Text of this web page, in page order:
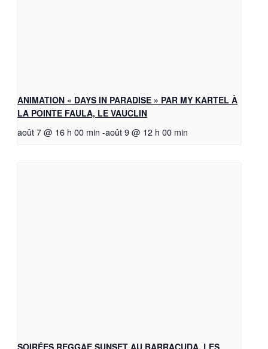
ANIMATION « DAYS IN PARADISE » PAR MY KARTEL À
LA POINTE FAULA, LE VAUCLIN
août 7 @ 16 h 00 min -août 9 @ 12 h 00 min
SOIRÉES REGGAE SUNSET AU BARRACUDA, LES